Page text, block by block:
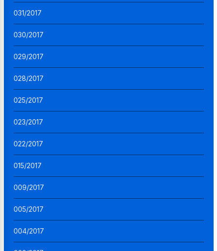
031/2017
030/2017
029/2017
028/2017
025/2017
023/2017
022/2017
015/2017
009/2017
005/2017
004/2017